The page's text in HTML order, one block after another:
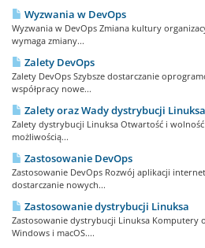
Wyzwania w DevOps
Wyzwania w DevOps Zmiana kultury
wymaga zmiany...
Zalety DevOps
Zalety DevOps Szybsze dostarczanie
współpracy nowe...
Zalety oraz Wady dystrybucji Linuksa
Zalety dystrybucji Linuksa Otwartość i
możliwością...
Zastosowanie DevOps
Zastosowanie DevOps Rozwój aplikacji
dostarczanie nowych...
Zastosowanie dystrybucji Linuksa
Zastosowanie dystrybucji Linuksa Komputery
Windows i macOS....